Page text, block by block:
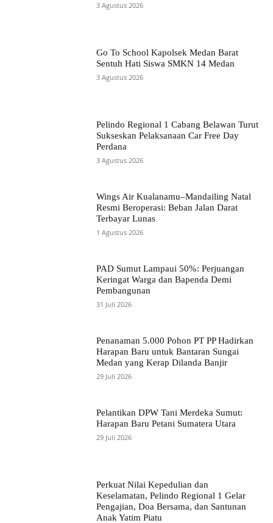
3 Agustus 2026
Go To School Kapolsek Medan Barat
Sentuh Hati Siswa SMKN 14 Medan
3 Agustus 2026
Pelindo Regional 1 Cabang Belawan Turut
Sukseskan Pelaksanaan Car Free Day
Perdana
3 Agustus 2026
Wings Air Kualanamu–Mandailing Natal
Resmi Beroperasi: Beban Jalan Darat
Terbayar Lunas
1 Agustus 2026
PAD Sumut Lampaui 50%: Perjuangan
Keringat Warga dan Bapenda Demi
Pembangunan
31 Juli 2026
Penanaman 5.000 Pohon PT PP Hadirkan
Harapan Baru untuk Bantaran Sungai
Medan yang Kerap Dilanda Banjir
29 Juli 2026
Pelantikan DPW Tani Merdeka Sumut:
Harapan Baru Petani Sumatera Utara
29 Juli 2026
Perkuat Nilai Kepedulian dan
Keselamatan, Pelindo Regional 1 Gelar
Pengajian, Doa Bersama, dan Santunan
Anak Yatim Piatu